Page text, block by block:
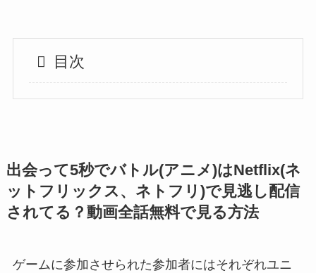
目次
出会って5秒でバトル(アニメ)はNetflix(ネ
ットフリックス、ネトフリ)で見逃し配信
されてる？動画全話無料で見る方法
ゲームに参加させられた参加者にはそれぞれユニ